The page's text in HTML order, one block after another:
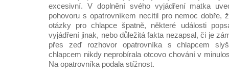
excesivní. V doplnění svého vyjádření matka
pohovoru s opatrovníkem necítil pro nemoc dobře,
otázky pro chlapce špatně, některé události
vyjádření jinak, nebo důležitá fakta nezapsal, či je
přes zeď rozhovor opatrovníka s chlapcem
chlapcem nikdy neprobírala otcovo chování v
Na opatrovníka podala stížnost.